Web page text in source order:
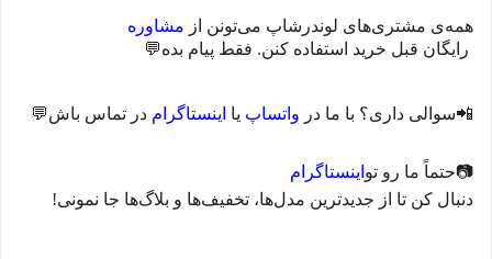
همه‌ی مشتری‌های لوندرشاپ می‌تونن از مشاوره
رایگان قبل خرید استفاده کنن. فقط پیام بده💬
📲سوالی داری؟ با ما در واتساپ یا اینستاگرام در تماس باش💬
📷حتماً ما رو تو اینستاگرام
دنبال کن تا از جدیدترین مدل‌ها، تخفیف‌ها و بلاگ‌ها جا نمونی!